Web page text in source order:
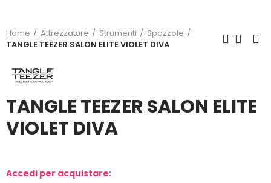
Home Attrezzature Strumenti
Spazzole
TANGLE TEEZER SALON ELITE VIOLET DIVA
TANGLE TEEZER SALON ELITE
VIOLET DIVA
Accedi per acquistare: